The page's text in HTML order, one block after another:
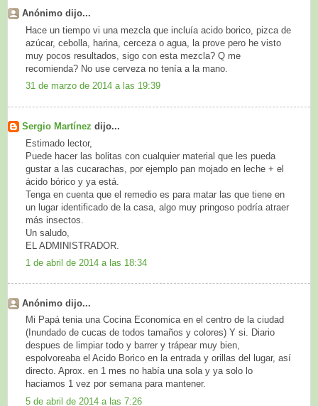
Anónimo dijo...
Hace un tiempo vi una mezcla que incluía acido borico, pizca de
azúcar, cebolla, harina, cerceza o agua, la prove pero he visto
muy pocos resultados, sigo con esta mezcla? Q me
recomienda? No use cerveza no tenía a la mano.
31 de marzo de 2014 a las 19:39
Sergio Martínez dijo...
Estimado lector,
Puede hacer las bolitas con cualquier material que les pueda
gustar a las cucarachas, por ejemplo pan mojado en leche + el
ácido bórico y ya está.
Tenga en cuenta que el remedio es para matar las que tiene en
un lugar identificado de la casa, algo muy pringoso podría atraer
más insectos.
Un saludo,
EL ADMINISTRADOR.
1 de abril de 2014 a las 18:34
Anónimo dijo...
Mi Papá tenia una Cocina Economica en el centro de la ciudad
(Inundado de cucas de todos tamaños y colores) Y si. Diario
despues de limpiar todo y barrer y trápear muy bien,
espolvoreaba el Acido Borico en la entrada y orillas del lugar, así
directo. Aprox. en 1 mes no había una sola y ya solo lo
haciamos 1 vez por semana para mantener.
5 de abril de 2014 a las 7:26